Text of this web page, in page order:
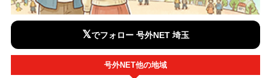
𝕏でフォロー 号外NET 埼玉
号外NET他の地域